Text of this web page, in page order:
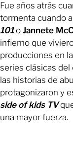
Fue años atrás
tormenta cuando
101o Jannete
infierno que
producciones en
series clásicas del
las historias de
protagonizaron y
side of kids TV
una mayor fuerza.